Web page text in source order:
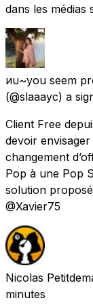
dans les médias
иυ~you seem
(@slaaayc) a
Client Free
devoir
changement
Pop à une Pop
solution
@Xavier75
Nicolas
minutes